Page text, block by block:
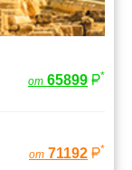
от 65899 *
от 71192 *